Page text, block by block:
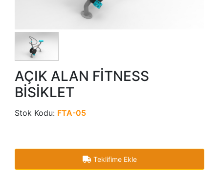
AÇIK ALAN FİTNESS
BİSİKLET
Stok Kodu: FTA-05
Teklifime Ekle